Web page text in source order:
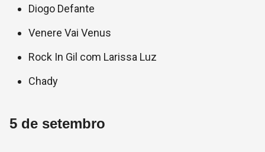
Diogo Defante
Venere Vai Venus
Rock In Gil com Larissa Luz
Chady
5 de setembro